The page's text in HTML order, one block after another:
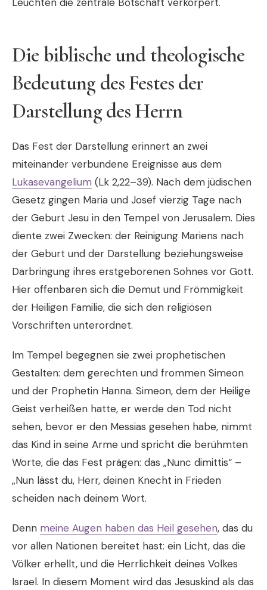
Die biblische und theologische
Bedeutung des Festes der
Darstellung des Herrn
Das Fest der Darstellung erinnert an zwei
miteinander verbundene Ereignisse aus dem
Lukasevangelium (Lk 2,22–39). Nach dem jüdischen
Gesetz gingen Maria und Josef vierzig Tage nach
der Geburt Jesu in den Tempel von Jerusalem. Dies
diente zwei Zwecken: der Reinigung Mariens nach
der Geburt und der Darstellung beziehungsweise
Darbringung ihres erstgeborenen Sohnes vor Gott.
Hier offenbaren sich die Demut und Frömmigkeit
der Heiligen Familie, die sich den religiösen
Vorschriften unterordnet.
Im Tempel begegnen sie zwei prophetischen
Gestalten: dem gerechten und frommen Simeon
und der Prophetin Hanna. Simeon, dem der Heilige
Geist verheißen hatte, er werde den Tod nicht
sehen, bevor er den Messias gesehen habe, nimmt
das Kind in seine Arme und spricht die berühmten
Worte, die das Fest prägen: das „Nunc dimittis“ –
„Nun lässt du, Herr, deinen Knecht in Frieden
scheiden nach deinem Wort.
Denn meine Augen haben das Heil gesehen, das du
vor allen Nationen bereitet hast: ein Licht, das die
Völker erhellt, und die Herrlichkeit deines Volkes
Israel. In diesem Moment wird das Jesuskind als das